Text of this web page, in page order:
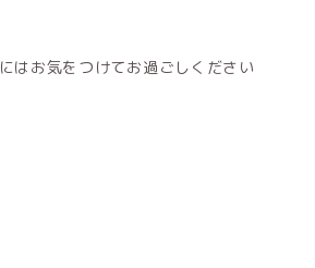
はお気をつけてお過ごしください